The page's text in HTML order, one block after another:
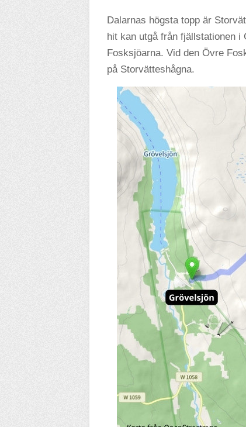
Dalarnas högsta topp är
hit kan utgå från fjällstationen i
Fosksjöarna. Vid den Övre
på Storvätteshågna.